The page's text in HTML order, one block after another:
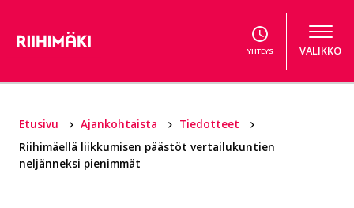
YHTEYS VALIKKO
Etusivu Ajankohtaista
Tiedotteet
Riihimäellä liikkumisen päästöt vertailukuntien
neljänneksi pienimmät